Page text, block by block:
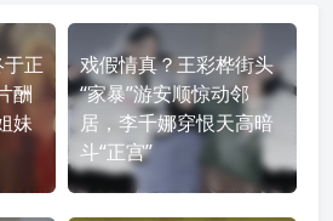
于正
酬
妹
戏假情真？王彩桦街头
“家暴”游安顺惊动邻
居，李千娜穿恨天高暗
斗“正宫”